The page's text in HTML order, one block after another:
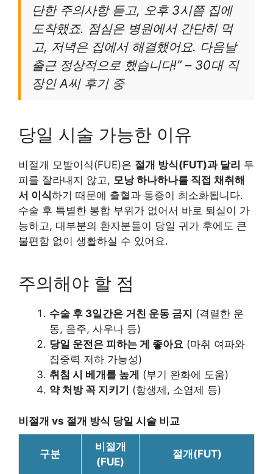
단한 주의사항 듣고, 오후 3시쯤 집에
도착했죠. 점심은 병원에서 간단히 먹
고, 저녁은 집에서 해결했어요. 다음날
출근 정상적으로 했습니다!” – 30대 직
장인 A씨 후기 중
당일 시술 가능한 이유
비절개 모발이식(FUE)은 절개 방식(FUT)과 달리 두
피를 잘라내지 않고, 모낭 하나하나를 직접 채취해
서 이식하기 때문에 출혈과 통증이 최소화됩니다.
수술 후 특별한 봉합 부위가 없어서 바로 퇴실이 가
능하고, 대부분의 환자분들이 당일 귀가 후에도 큰
불편함 없이 생활하실 수 있어요.
주의해야 할 점
수술 후 3일간은 거친 운동 금지 (격렬한 운
동, 음주, 사우나 등)
당일 운전은 피하는 게 좋아요 (마취 여파와
집중력 저하 가능성)
취침 시 베개를 높게 (부기 완화에 도움)
약 처방 꼭 지키기
(항생제, 소염제 등)
비절개 vs 절개 방식 당일 시술 비교
구분
비절개
(FUE)
절개(FUT)